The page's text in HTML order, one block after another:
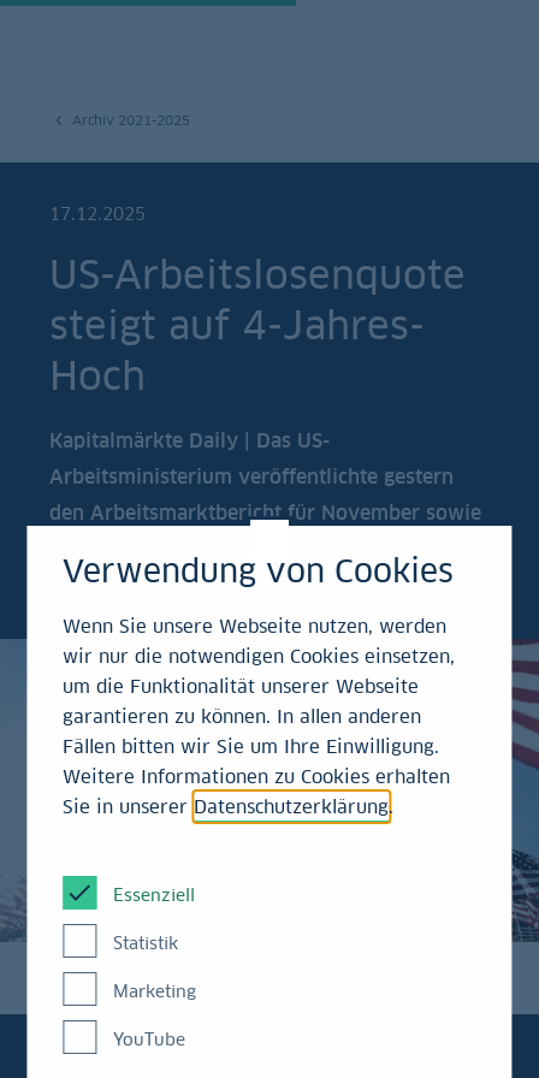
Archiv 2021-2025
17.12.2025
US-Arbeitslosenquote
steigt auf 4-Jahres-
Hoch
Kapitalmärkte Daily | Das US-
Arbeitsministerium veröffentlichte gestern
den Arbeitsmarktbericht für November sowie
Oktober.
Verwendung von Cookies
Wenn Sie unsere Webseite nutzen, werden
wir nur die notwendigen Cookies einsetzen,
um die Funktionalität unserer Webseite
garantieren zu können. In allen anderen
Fällen bitten wir Sie um Ihre Einwilligung.
Weitere Informationen zu Cookies erhalten
Sie in unserer Datenschutzerklärung.
Essenziell
Statistik
Marketing
YouTube